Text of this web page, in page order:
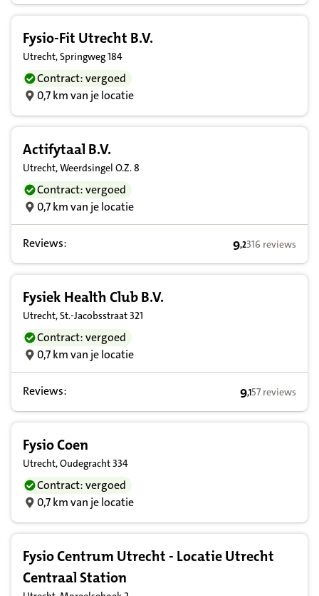
Fysio-Fit Utrecht B.V.
Utrecht, Springweg 184
Contract: vergoed
0,7 km van je locatie
Actifytaal B.V.
Utrecht, Weerdsingel O.Z. 8
Contract: vergoed
0,7 km van je locatie
Reviews: 9,2 op basis van
9,2316 reviews
Fysiek Health Club B.V.
Utrecht, St.-Jacobsstraat 321
Contract: vergoed
0,7 km van je locatie
Reviews: 9,1 op basis
9,157 reviews
Fysio Coen
Utrecht, Oudegracht 334
Contract: vergoed
0,7 km van je locatie
Fysio Centrum Utrecht - Locatie Utrecht
Centraal Station